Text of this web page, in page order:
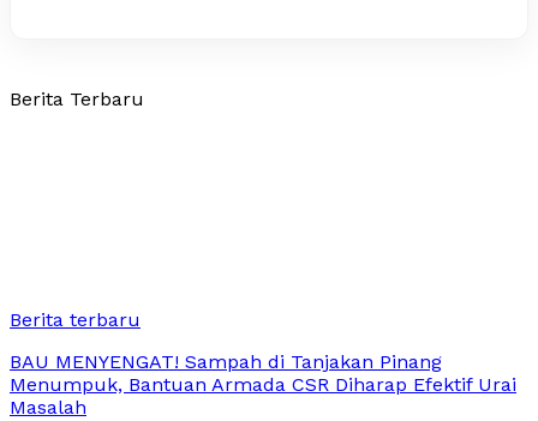
Berita Terbaru
Berita terbaru
BAU MENYENGAT! Sampah di Tanjakan Pinang
Menumpuk, Bantuan Armada CSR Diharap Efektif Urai
Masalah